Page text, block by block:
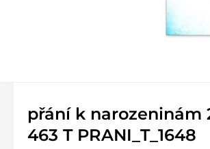
přání k narozeninám
463 T PRANI_T_1648